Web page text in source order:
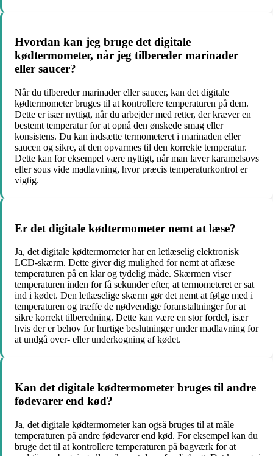
Hvordan kan jeg bruge det digitale
kødtermometer, når jeg tilbereder marinader
eller saucer?
Når du tilbereder marinader eller saucer, kan det digitale
kødtermometer bruges til at kontrollere temperaturen på dem.
Dette er især nyttigt, når du arbejder med retter, der kræver en
bestemt temperatur for at opnå den ønskede smag eller
konsistens. Du kan indsætte termometeret i marinaden eller
saucen og sikre, at den opvarmes til den korrekte temperatur.
Dette kan for eksempel være nyttigt, når man laver karamelsovs
eller sous vide madlavning, hvor præcis temperaturkontrol er
vigtig.
Er det digitale kødtermometer nemt at læse?
Ja, det digitale kødtermometer har en letlæselig elektronisk
LCD-skærm. Dette giver dig mulighed for nemt at aflæse
temperaturen på en klar og tydelig måde. Skærmen viser
temperaturen inden for få sekunder efter, at termometeret er sat
ind i kødet. Den letlæselige skærm gør det nemt at følge med i
temperaturen og træffe de nødvendige foranstaltninger for at
sikre korrekt tilberedning. Dette kan være en stor fordel, især
hvis der er behov for hurtige beslutninger under madlavning for
at undgå over- eller underkogning af kødet.
Kan det digitale kødtermometer bruges til andre
fødevarer end kød?
Ja, det digitale kødtermometer kan også bruges til at måle
temperaturen på andre fødevarer end kød. For eksempel kan du
bruge det til at kontrollere temperaturen på bagværk for at